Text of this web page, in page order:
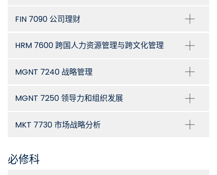
FIN 7090 公司理财
HRM 7600 跨国人力资源管理与跨文化管理
MGNT 7240 战略管理
MGNT 7250 领导力和组织发展
MKT 7730 市场战略分析
必修科